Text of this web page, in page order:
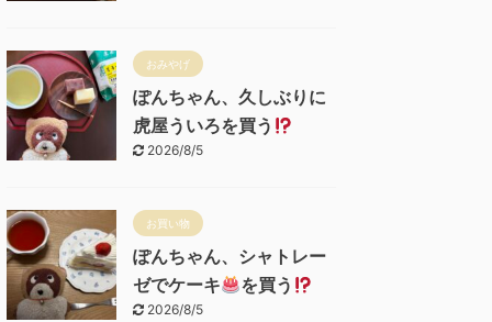
おみやげ
ぽんちゃん、久しぶりに
虎屋ういろを買う
2026/8/5
お買い物
ぽんちゃん、シャトレー
ゼでケーキ
を買う
2026/8/5